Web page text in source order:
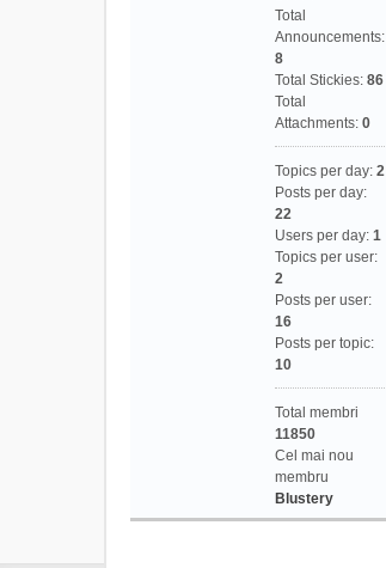
Total
Announcements:
8
Total Stickies: 86
Total
Attachments: 0
Topics per day: 2
Posts per day:
22
Users per day: 1
Topics per user:
2
Posts per user:
16
Posts per topic:
10
Total membri
11850
Cel mai nou
membru
Blustery